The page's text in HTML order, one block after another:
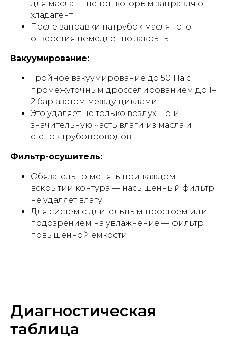
для масла — не тот, которым заправляют
хладагент
После заправки патрубок масляного
отверстия немедленно закрыть
Вакуумирование:
Тройное вакуумирование до 50 Па с
промежуточным дросселированием до 1–
2 бар азотом между циклами
Это удаляет не только воздух, но и
значительную часть влаги из масла и
стенок трубопроводов
Фильтр-осушитель:
Обязательно менять при каждом
вскрытии контура — насыщенный фильтр
не удаляет влагу
Для систем с длительным простоем или
подозрением на увлажнение — фильтр
повышенной ёмкости
Диагностическая
таблица